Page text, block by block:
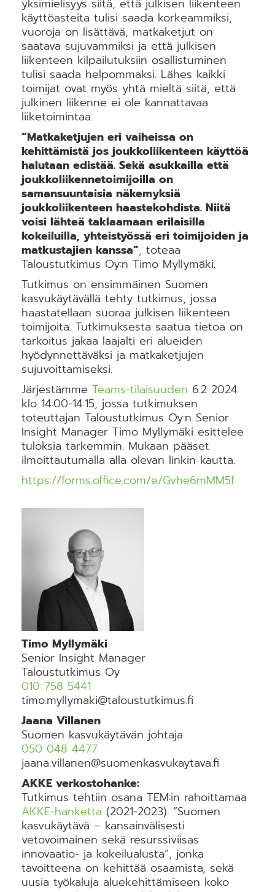
käyttöasteita tulisi saada korkeammiksi​,
vuoroja on lisättävä​, matkaketjut on
saatava sujuvammiksi​ ja että julkisen
liikenteen kilpailutuksiin osallistuminen
tulisi saada helpommaksi​. Lähes kaikki
toimijat ovat myös yhtä mieltä siitä, että
julkinen liikenne ei ole kannattavaa
liiketoimintaa​.
“Matkaketjujen eri vaiheissa on
kehittämistä jos joukkoliikenteen käyttöä
halutaan edistää. Sekä asukkailla että
joukkoliikennetoimijoilla on
samansuuntaisia näkemyksiä
joukkoliikenteen haastekohdista. Niitä
voisi lähteä taklaamaan erilaisilla
kokeiluilla, yhteistyössä eri toimijoiden ja
matkustajien kanssa”, toteaa
Taloustutkimus Oy:n Timo Myllymäki.
Tutkimus on ensimmäinen Suomen
kasvukäytävällä tehty tutkimus, jossa
haastatellaan suoraa julkisen liikenteen
toimijoita. Tutkimuksesta saatua tietoa on
tarkoitus jakaa laajalti eri alueiden
hyödynnettäväksi ja matkaketjujen
sujuvoittamiseksi.
Järjestämme Teams-tilaisuuden 6.2 2024
klo 14:00-14:15, jossa tutkimuksen
toteuttajan Taloustutkimus Oy:n Senior
Insight Manager Timo Myllymäki esittelee
tuloksia tarkemmin. Mukaan pääset
ilmoittautumalla alla olevan linkin kautta.
https://forms.office.com/e/Gvhe6mMM5f
Timo Myllymäki
Senior Insight Manager
Taloustutkimus Oy
010 758 5441
timo.myllymaki@taloustutkimus.fi
Jaana Villanen
Suomen kasvukäytävän johtaja
050 048 4477
jaana.villanen@suomenkasvukaytava.fi
AKKE verkostohanke:
Tutkimus tehtiin osana TEM:in rahoittamaa
AKKE-hanketta (2021-2023): “Suomen
kasvukäytävä – kansainvälisesti
vetovoimainen sekä resurssiviisas
innovaatio- ja kokeilualusta”, jonka
tavoitteena on kehittää osaamista, sekä
uusia työkaluja aluekehittämiseen koko